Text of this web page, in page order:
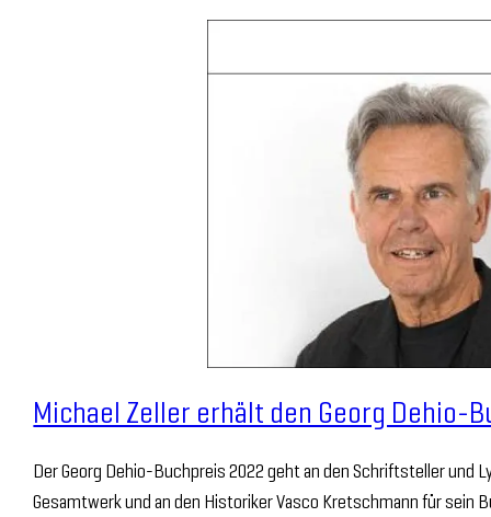
Michael Zeller erhält den Georg Dehio-
Der Georg Dehio-Buchpreis 2022 geht an den Schriftsteller und
Gesamtwerk und an den Historiker Vasco Kretschmann für sein